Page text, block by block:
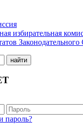
избирательная
найти
пароль?